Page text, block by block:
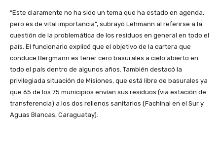
“Este claramente no ha sido un tema que ha estado en agenda,
pero es de vital importancia”, subrayó Lehmann al referirse a la
cuestión de la problemática de los residuos en general en todo el
país. El funcionario explicó que el objetivo de la cartera que
conduce Bergmann es tener cero basurales a cielo abierto en
todo el país dentro de algunos años. También destacó la
privilegiada situación de Misiones, que está libre de basurales ya
que 65 de los 75 municipios envían sus residuos (via estación de
transferencia) a los dos rellenos sanitarios (Fachinal en el Sur y
Aguas Blancas, Caraguatay).